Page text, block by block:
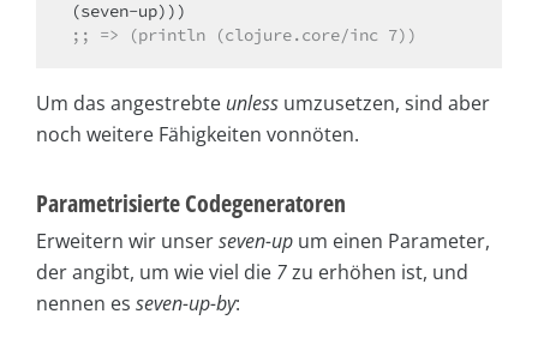
;; => (println (clojure.core/inc 7))
Um das angestrebte unless umzusetzen, sind aber
noch weitere Fähigkeiten vonnöten.
Parametrisierte Codegeneratoren
Erweitern wir unserseven-up um einen Parameter,
der angibt, um wie viel die 7zu erhöhen ist, und
nennen es seven-up-by: